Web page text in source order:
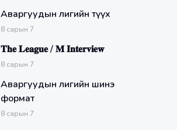
Аваргуудын лигийн түүх
8сарын 7
𝐓𝐡𝐞 𝐋𝐞𝐚𝐠𝐮𝐞 / 𝐌 𝐈𝐧𝐭𝐞𝐫𝐯𝐢𝐞𝐰
8сарын 7
Аваргуудын лигийн шинэ
формат
8сарын 7